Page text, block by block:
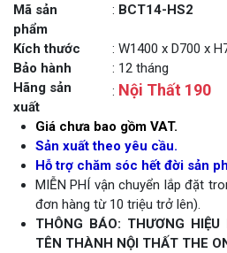
Mã sản
phẩm
: BCT14-HS2
Kích thước
: W1400 x D700 x
Bảo hành
: 12 tháng
Hãng sản
xuất
: Nội Thất 190
Giá chưa bao gồm VAT.
Sản xuất theo yêu cầu.
Hỗ trợ chăm sóc hết đời sản
MIỄN PHÍ vận chuyển lắp đặt
đơn hàng từ 10 triệu trở lên).
THÔNG BÁO: THƯƠNG
TÊN THÀNH NỘI THẤT THE